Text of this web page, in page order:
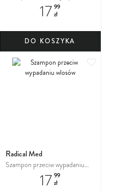
17 99
zł
DO KOSZYKA
Dodaj do ulubionych
Radical Med
Szampon przeciw wypadaniu
17 99
zł